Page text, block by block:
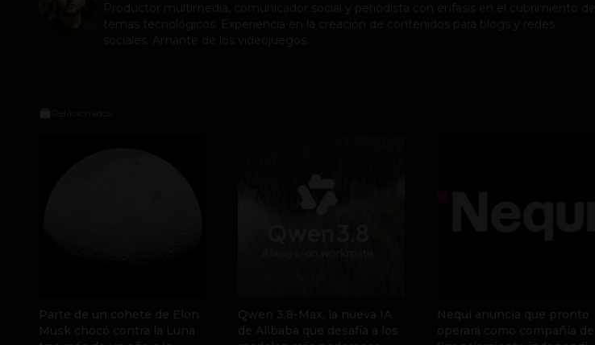
Productor multimedia, comunicador social y periodista con énfasis en el cubrimiento de
temas tecnológicos. Experiencia en la creación de contenidos para blogs y redes
sociales. Amante de los videojuegos.
Parte de un cohete de Elon
Musk chocó contra la Luna
Qwen 3.8-Max, la nueva IA
de Alibaba que desafía a los
Nequi anuncia que pronto
operará como compañía de